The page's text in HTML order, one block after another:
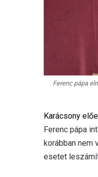
Ferenc pápa
Karácsony
Ferenc pápa
korábban nem
esetet